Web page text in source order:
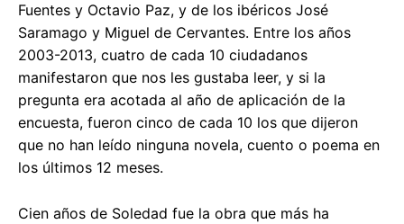
Fuentes y Octavio Paz, y de los ibéricos José
Saramago y Miguel de Cervantes. Entre los años
2003-2013, cuatro de cada 10 ciudadanos
manifestaron que nos les gustaba leer, y si la
pregunta era acotada al año de aplicación de la
encuesta, fueron cinco de cada 10 los que dijeron
que no han leído ninguna novela, cuento o poema en
los últimos 12 meses.
Cien años de Soledad fue la obra que más ha